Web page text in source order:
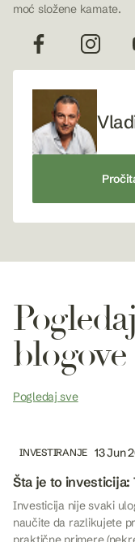
moć složene kamate.
blogove
Pogledaj sve
INVESTIRANJE 13 Jun
Šta je to
Investicija nije svaki
naučite da razlikujete